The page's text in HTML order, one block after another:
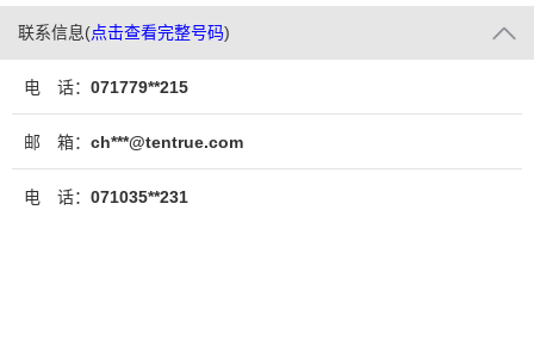
联系信息(点击查看完整号码)
电 话： 071779**215
邮 箱： ch***@tentrue.com
电 话： 071035**231